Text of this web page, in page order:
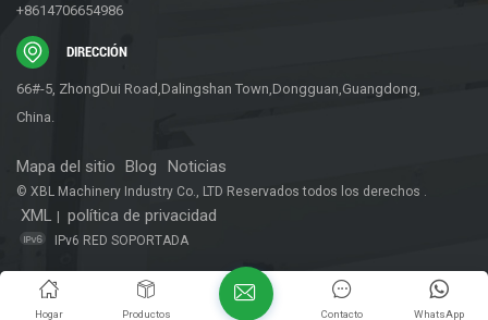
+8614706654986
DIRECCIÓN
66#-5, ZhongDui Road,Dalingshan Town,Dongguan,Guangdong,
China.
Mapa del sitio Blog Noticias
© XBL Machinery Industry Co., LTD Reservados todos los derechos .
XML | política de privacidad
IPv6 RED SOPORTADA
Hogar Productos WhatsApp
Contacto